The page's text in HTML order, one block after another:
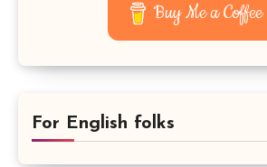
Buy Me a Coffee
For English folks